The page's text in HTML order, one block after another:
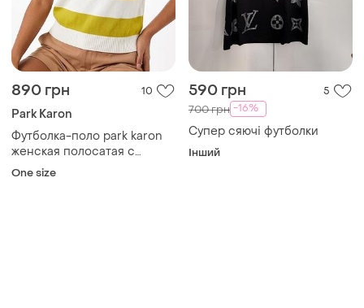
890 грн 10
Park Karon
Футболка-поло park karon
женская полосатая с
воротником на змейке
One size
590 грн 5
700 грн -16%
Супер сяючі футболки
Інший